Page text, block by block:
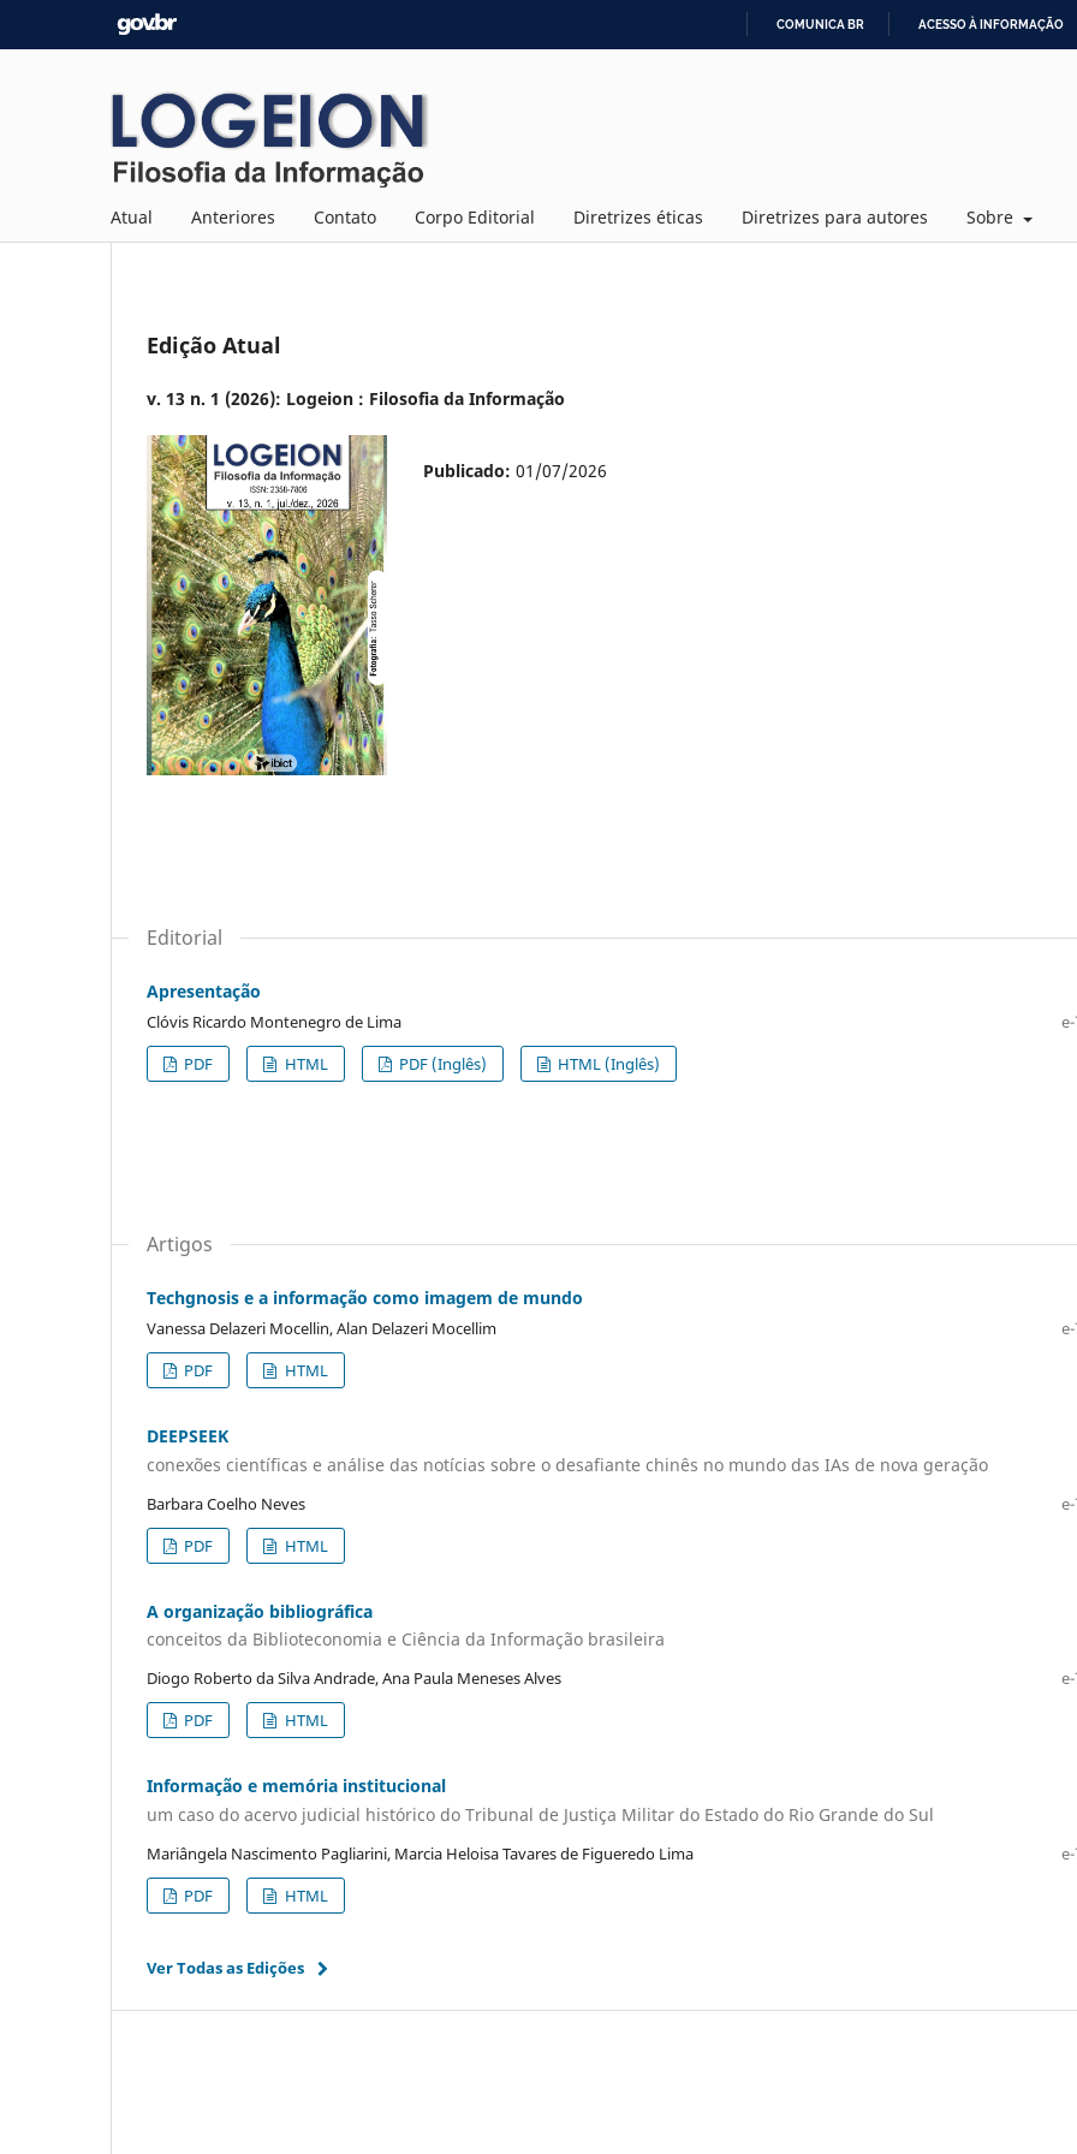
COMUNICA BR ACESSO À INFORMAÇÃO
Atual Anteriores Contato Corpo Editorial Diretrizes éticas Diretrizes para autores Sobre
Edição Atual
v. 13 n. 1 (2026): Logeion : Filosofia da Informação
Publicado: 01/07/2026
Editorial
Apresentação
Clóvis Ricardo Montenegro de Lima
PDF
HTML PDF (Inglês) HTML (Inglês)
Artigos
Techgnosis e a informação como imagem de mundo
Vanessa Delazeri Mocellin, Alan Delazeri Mocellim
PDF
HTML
DEEPSEEK
conexões científicas e análise das notícias sobre o desafiante chinês no mundo das IAs de nova geração
Barbara Coelho Neves
PDF
HTML
A organização bibliográfica
conceitos da Biblioteconomia e Ciência da Informação brasileira
Diogo Roberto da Silva Andrade, Ana Paula Meneses Alves
PDF
HTML
Informação e memória institucional
um caso do acervo judicial histórico do Tribunal de Justiça Militar do Estado do Rio Grande do Sul
Mariângela Nascimento Pagliarini, Marcia Heloisa Tavares de Figueredo Lima
PDF
HTML
Ver Todas as Edições